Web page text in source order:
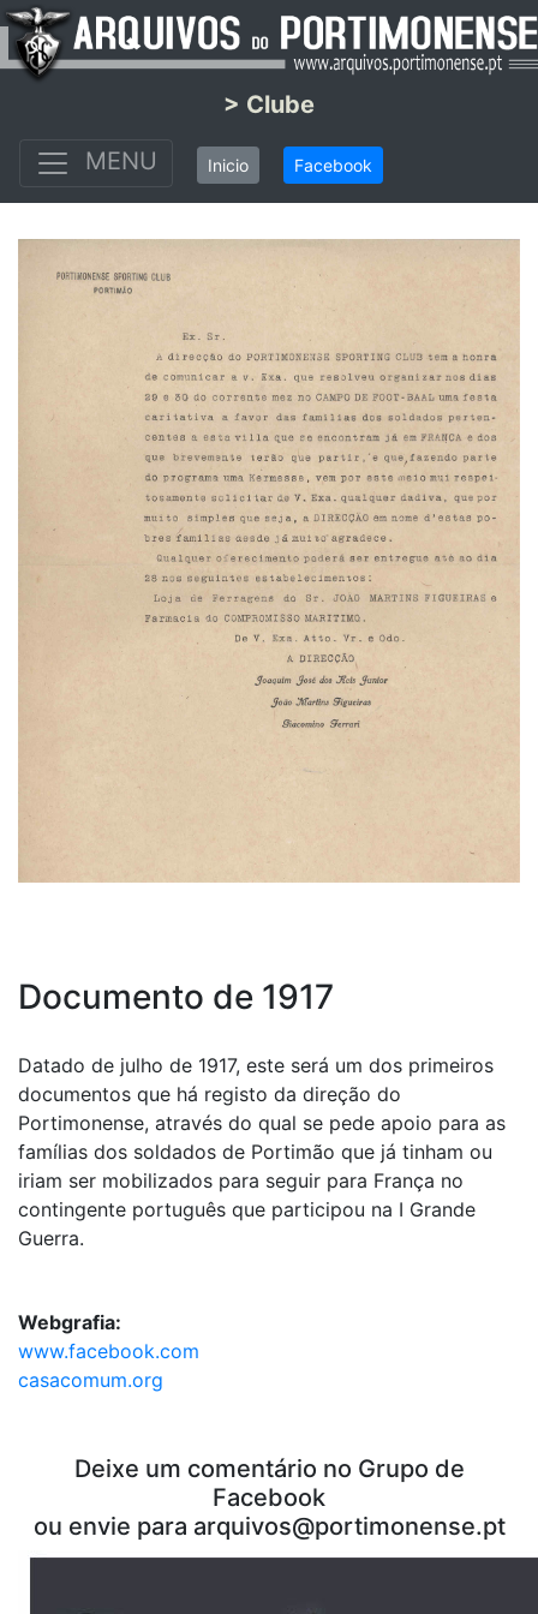
> Clube
MENU
Inicio Facebook
Documento de 1917
Datado de julho de 1917, este será um dos primeiros
documentos que há registo da direção do
Portimonense, através do qual se pede apoio para as
famílias dos soldados de Portimão que já tinham ou
iriam ser mobilizados para seguir para França no
contingente português que participou na I Grande
Guerra.
Webgrafia:
www.facebook.com
casacomum.org
Deixe um comentário no Grupo de
Facebook
ou envie para arquivos@portimonense.pt